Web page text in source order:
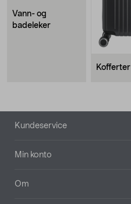
Vann- og
badeleker
Kofferter
Bunntekst
Kundeservice
Min konto
Om